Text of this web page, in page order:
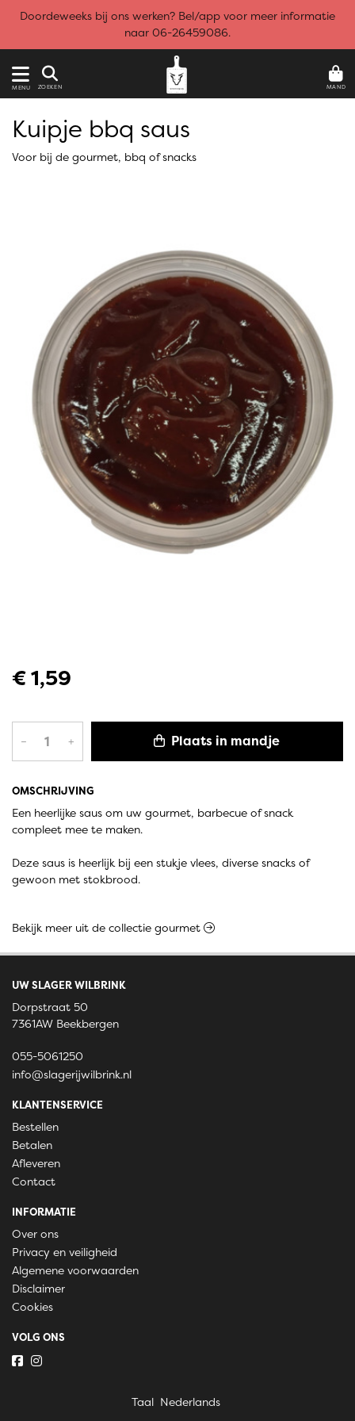
Doordeweeks bij ons werken? Bel/app voor meer informatie
naar 06-26459086.
MENU ZOEKEN MAND
OMSCHRIJVING
Een heerlijke saus om uw gourmet, barbecue of snack
compleet mee te maken.
Deze saus is heerlijk bij een stukje vlees, diverse snacks of
gewoon met stokbrood.
Kuipje bbq saus
Voor bij de gourmet, bbq of snacks
€ 1,59
– + Plaats in mandje
Bekijk meer uit de collectie gourmet
UW SLAGER WILBRINK
Dorpstraat 50
7361AW Beekbergen
055-5061250
info@slagerijwilbrink.nl
KLANTENSERVICE
Bestellen
Betalen
Afleveren
Contact
INFORMATIE
Over ons
Privacy en veiligheid
Algemene voorwaarden
Disclaimer
Cookies
VOLG ONS
Taal